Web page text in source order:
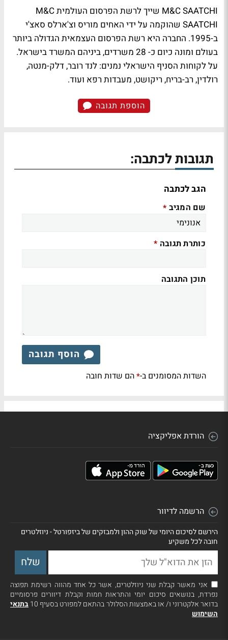
M&C SAATCHI שייך לרשת הפרסום העולמית M&C
SAATCHI שהוקמה על ידי האחים מוריס וצ'ארלס סאצ'י
ב-1995. החברה היא רשת הפרסום העצמאית הגדולה ביותר
בעולם ומונה כיום כ- 28 משרדים, ביניהם המשרד בישראל.
על לקוחות הסניף הישראלי נמנים: לנד רובר, דלק-מנטה,
רולדין, רב-בריח, ריקושט, מעבדות רפא ועוד.
הוספת תגובה
תגובות לכתבה:
הגב לכתבה
שם המגיב *
כותרת תגובה *
תוכן התגובה
הוסף תגובה
השדות המסומנים ב-*הם שדות חובה
הורדת אפליקציה
הרשמה לדיוור
הירשם לסיכום היומי של שוק ההון ולמבזקים של ביזפורטל - ניוזלטרים
חובה לכל משקיע
אני מאשר קבלת שני ניוזלטרים, אשר כל אחד מהווה רשימת תפוצה
נפרדת, בנושאים סיכום יומי והתראות חמות וקבלת דיוורים פרסומיים
בדואר אלקטרוני ו/ או באמצעות הסלולר בהתאם למפורט בסעיף 10
בתנאי
השימוש